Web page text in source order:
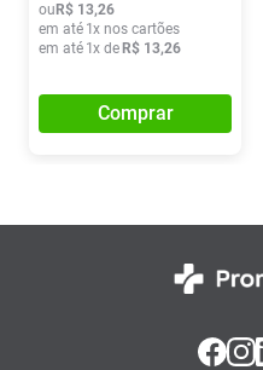
ou R$ 13,26
em até 1x nos cartões
em até 1x de R$ 13,26
Comprar